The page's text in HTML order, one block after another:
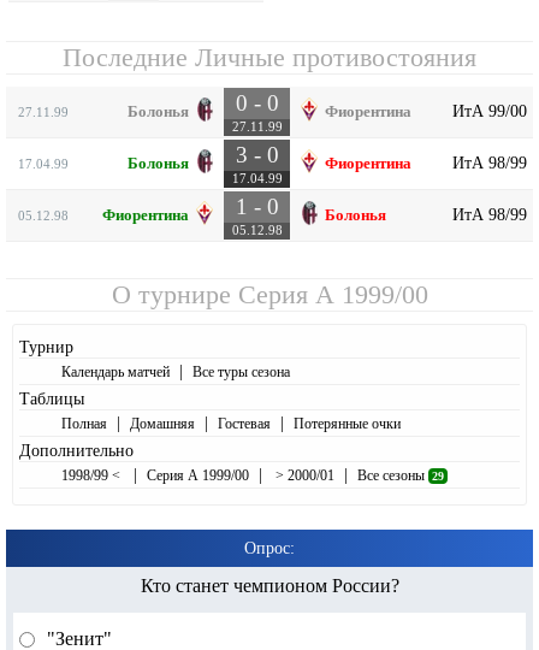
Последние Личные противостояния
27.11.99 Болонья 0 - 0
27.11.99
Фиорентина ИтА 99/00
17.04.99 Болонья 3 - 0
17.04.99
Фиорентина ИтА 98/99
05.12.98 Фиорентина 1 - 0
05.12.98
Болонья ИтА 98/99
О турнире Серия А 1999/00
Турнир
Календарь матчей | Все туры сезона
Таблицы
Полная | Домашняя | Гостевая | Потерянные очки
Дополнительно
1998/99 < | Серия А 1999/00 | > 2000/01 | Все сезоны 29
Опрос:
Кто станет чемпионом России?
"Зенит"